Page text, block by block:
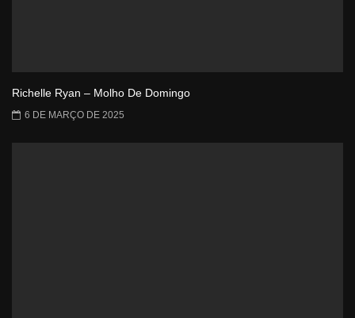
Richelle Ryan – Molho De Domingo
6 DE MARÇO DE 2025